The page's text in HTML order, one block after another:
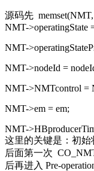
源码先
NMT-
NMT-
NMT->nodeId =
NMT->NMTcontrol =
NMT->em = em;
NMT-
这里的关键是：初始
后面第一次
后再进入 Pre-